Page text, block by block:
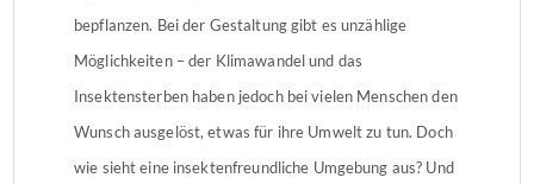
bepflanzen. Bei der Gestaltung gibt es unzählige
Möglichkeiten – der Klimawandel und das
Insektensterben haben jedoch bei vielen Menschen den
Wunsch ausgelöst, etwas für ihre Umwelt zu tun. Doch
wie sieht eine insektenfreundliche Umgebung aus? Und